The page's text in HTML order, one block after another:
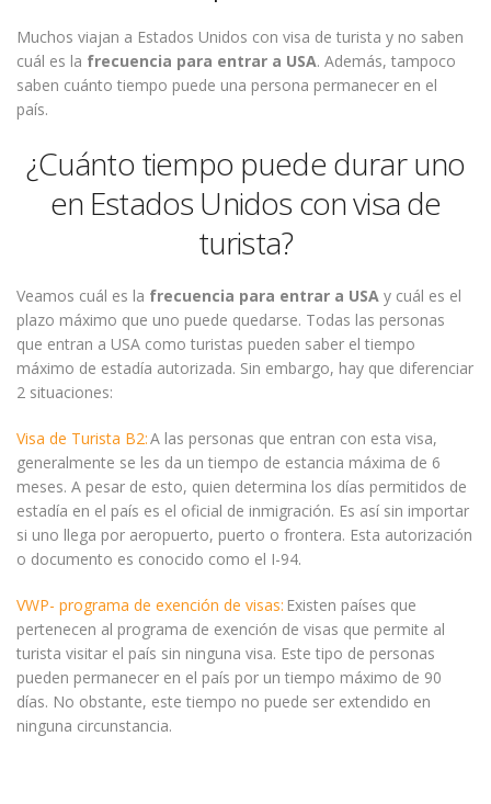
Muchos viajan a Estados Unidos con visa de turista y no saben
cuál es la frecuencia para entrar a USA. Además, tampoco
saben cuánto tiempo puede una persona permanecer en el
país.
¿Cuánto tiempo puede durar uno
en Estados Unidos con visa de
turista?
Veamos cuál es la frecuencia para entrar a USA y cuál es el
plazo máximo que uno puede quedarse. Todas las personas
que entran a USA como turistas pueden saber el tiempo
máximo de estadía autorizada. Sin embargo, hay que diferenciar
2 situaciones:
Visa de Turista B2:A las personas que entran con esta visa,
generalmente se les da un tiempo de estancia máxima de 6
meses. A pesar de esto, quien determina los días permitidos de
estadía en el país es el oficial de inmigración. Es así sin importar
si uno llega por aeropuerto, puerto o frontera. Esta autorización
o documento es conocido como el I-94.
VWP- programa de exención de visas: Existen países que
pertenecen al programa de exención de visas que permite al
turista visitar el país sin ninguna visa. Este tipo de personas
pueden permanecer en el país por un tiempo máximo de 90
días. No obstante, este tiempo no puede ser extendido en
ninguna circunstancia.